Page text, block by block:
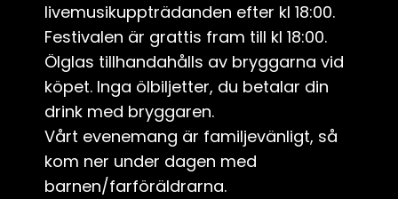
livemusikuppträdanden efter kl 18:00.
Festivalen är grattis fram till kl 18:00.
Ölglas tillhandahålls av bryggarna vid
köpet. Inga ölbiljetter, du betalar din
drink med bryggaren.
Vårt evenemang är familjevänligt, så
kom ner under dagen med
barnen/farföräldrarna.